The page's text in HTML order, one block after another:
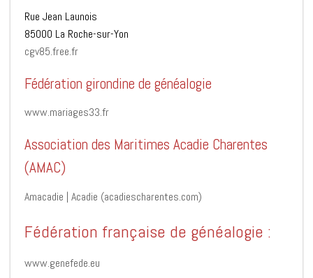
Rue Jean Launois
85000 La Roche-sur-Yon
cgv85.free.fr
Fédération girondine de généalogie
www.mariages33.fr
Association des Maritimes Acadie Charentes
(AMAC)
Amacadie | Acadie (acadiescharentes.com)
Fédération française de généalogie :
www.genefede.eu